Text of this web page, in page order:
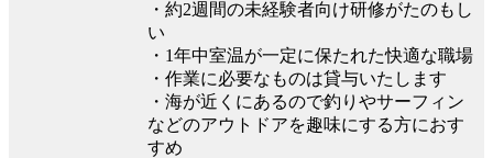
・約2週間の未経験者向け研修がたのもし
い
・1年中室温が一定に保たれた快適な職場
・作業に必要なものは貸与いたします
・海が近くにあるので釣りやサーフィン
などのアウトドアを趣味にする方におす
すめ